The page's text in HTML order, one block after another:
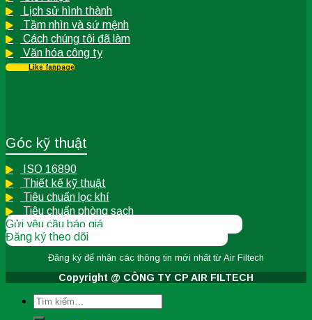
Lịch sử hình thành
Tầm nhìn và sứ mệnh
Cách chúng tôi đã làm
Văn hóa công ty
Like fanpage
Góc kỹ thuật
ISO 16890
Thiết kế kỹ thuật
Tiêu chuẩn lọc khí
Tiêu chuẩn phòng sạch
Gửi yêu cầu báo giá
Đăng ký theo dõi
Đăng ký để nhận các thông tin mới nhất từ Air Filtech
Copyright @ CÔNG TY CP AIR FILTECH
Tìm
kiếm: